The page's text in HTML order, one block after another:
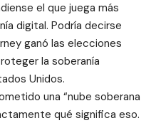
el que juega más
digital. Podría decirse
ganó las elecciones
la soberanía
Unidos.
una “nube soberana
qué significa eso.